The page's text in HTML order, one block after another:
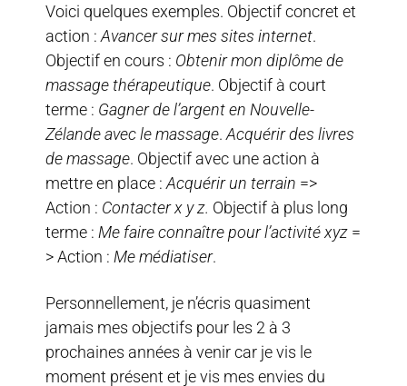
Voici quelques exemples. Objectif concret et
action : Avancer sur mes sites internet.
Objectif en cours : Obtenir mon diplôme de
massage thérapeutique. Objectif à court
terme : Gagner de l’argenten Nouvelle-
Zélande avec le massage. Acquérir des livres
de massage. Objectif avec une action à
mettre en place : Acquérir un terrain =>
Action : Contacter x y z. Objectif à plus long
terme : Me faire connaître pour l’activité xyz =
> Action : Me médiatiser.
Personnellement, je n’écris quasiment
jamais mes objectifs pour les 2 à 3
prochaines années à venir car je vis le
moment présent et je vis mes envies du